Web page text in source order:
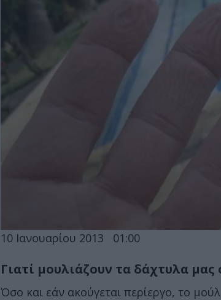
10 Ιανουαρίου 2013 01:00
Γιατί μουλιάζουν τα δάχτυλα μας
Όσο και εάν ακούγεται περίεργο, το